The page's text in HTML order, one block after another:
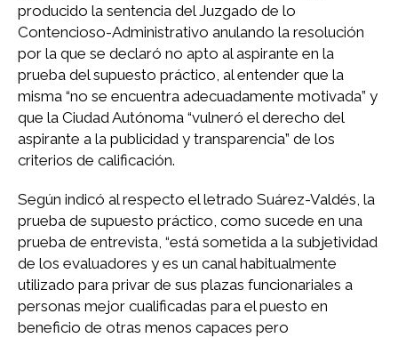
producido la sentencia del Juzgado de lo
Contencioso-Administrativo anulando la resolución
por la que se declaró no apto al aspirante en la
prueba del supuesto práctico, al entender que la
misma “no se encuentra adecuadamente motivada” y
que la Ciudad Autónoma “vulneró el derecho del
aspirante a la publicidad y transparencia” de los
criterios de calificación.
Según indicó al respecto el letrado Suárez-Valdés, la
prueba de supuesto práctico, como sucede en una
prueba de entrevista, “está sometida a la subjetividad
de los evaluadores y es un canal habitualmente
utilizado para privar de sus plazas funcionariales a
personas mejor cualificadas para el puesto en
beneficio de otras menos capaces pero